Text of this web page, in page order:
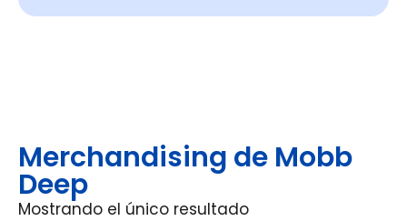
Merchandising de Mobb
Deep
Mostrando el único resultado